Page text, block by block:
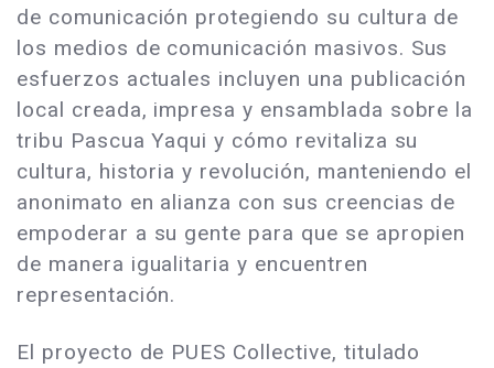
de comunicación protegiendo su cultura de
los medios de comunicación masivos. Sus
esfuerzos actuales incluyen una publicación
local creada, impresa y ensamblada sobre la
tribu Pascua Yaqui y cómo revitaliza su
cultura, historia y revolución, manteniendo el
anonimato en alianza con sus creencias de
empoderar a su gente para que se apropien
de manera igualitaria y encuentren
representación.
El proyecto de PUES Collective, titulado